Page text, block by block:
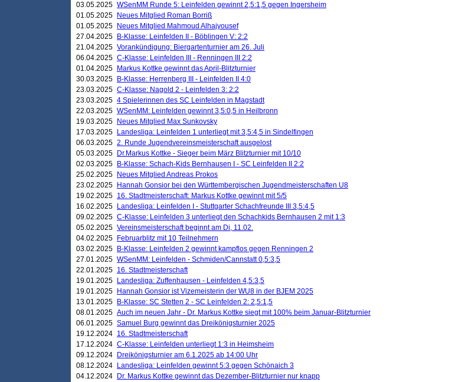
03.05.2025 WSenMM Runde 5: Leinfelden gewinnt 2,5:1,5 gegen Ingersheim
01.05.2025
Neues Mitglied Roman Borriß
01.05.2025
Neues Mitglied Mahmoud Alhajyousef
27.04.2025
B-Klasse: Leinfelden II - Böblingen V: 2:2
21.04.2025 Vorankündigung: Biergartenturnier am 26. Juli
06.04.2025 C-Klasse: Leinfelden III - Renningen III 2:2
01.04.2025
Markus Kottke gewinnt das April-Blitzturnier
30.03.2025
B-Klasse: Herrenberg III - Leinfelden II 4:0
23.03.2025 C-Klasse: Nagold 2 - Leinfelden 3: 2:2
23.03.2025 4 Spielerinnen des SC Leinfelden in Magstadt
22.03.2025 WSenMM: Leinfelden gewinnt 3,5:0,5 in Heilbronn
19.03.2025
Neues Mitglied Max Sunkovsky
17.03.2025
Landesliga: Leinfelden 1 unterliegt mit 3,5:4,5 in Sindelfingen
06.03.2025 2. Runde Jugendvereinsmeisterschaft ausgelost
05.03.2025
Dr.Markus Kottke - Sieger beim März Blitzturnier mit 10/10
02.03.2025
B-Klasse: Schach-Kids Bernhausen I - SC Leinfelden II 2:2
25.02.2025
Neues Mitglied Andreas Prokos
23.02.2025
Hannah Gonsior bei den Württembergischen Jugendmeisterschaften U8
19.02.2025 16. Stadtmeisterschaft: Markus Kottke gewinnt mit 5/5
16.02.2025
Landesliga: Leinfelden I - Stuttgarter Schachfreunde III 3,5:4,5
09.02.2025 C-Klasse: Leinfelden 3 unterliegt den Schachkids Bernhausen 2 mit 1:3
05.02.2025 Vereinsmeisterschaft beginnt am Di, 11.02.
04.02.2025
Februarblitz mit 10 Teilnehmern
03.02.2025
B-Klasse: Leinfelden 2 gewinnt kampflos gegen Renningen 2
27.01.2025 WSenMM: Leinfelden - Schmiden/Cannstatt 0,5:3,5
22.01.2025 16. Stadtmeisterschaft
19.01.2025
Landesliga: Zuffenhausen - Leinfelden 4,5:3,5
19.01.2025
Hannah Gonsior ist Vizemeisterin der WU8 in der BJEM 2025
13.01.2025
B-Klasse: SC Stetten 2 - SC Leinfelden 2: 2,5:1,5
08.01.2025 Auch im neuen Jahr - Dr. Markus Kottke siegt mit 100% beim Januar-Blitzturnier
06.01.2025 Samuel Burg gewinnt das Dreikönigsturnier 2025
19.12.2024 16. Stadtmeisterschaft
17.12.2024 C-Klasse: Leinfelden unterliegt 1:3 in Heimsheim
09.12.2024
Dreikönigsturnier am 6.1.2025 ab 14:00 Uhr
08.12.2024
Landesliga: Leinfelden gewinnt 5:3 gegen Schönaich 3
04.12.2024
Dr. Markus Kottke gewinnt das Dezember-Blitzturnier nur knapp